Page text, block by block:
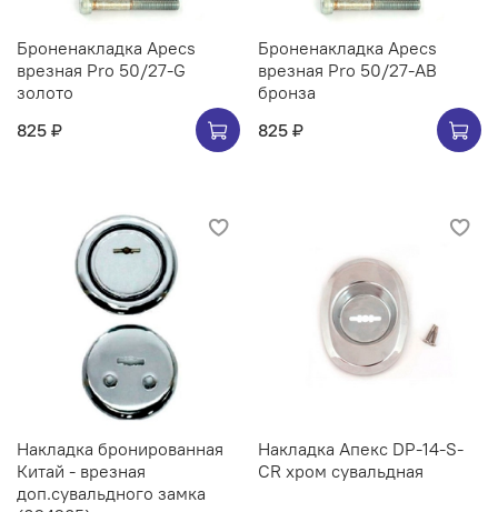
Броненакладка Apecs
врезная Pro 50/27-G
золото
825 ₽
Броненакладка Apecs
врезная Pro 50/27-AB
бронза
825 ₽
Накладка бронированная
Китай - врезная
доп.сувальдного замка
Накладка Апекс DP-14-S-
CR хром сувальдная